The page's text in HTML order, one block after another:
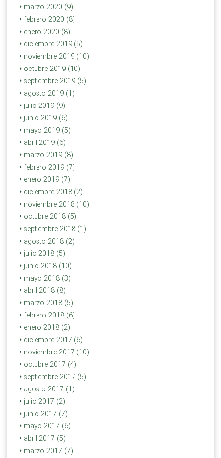
marzo 2020 (9)
febrero 2020 (8)
enero 2020 (8)
diciembre 2019 (5)
noviembre 2019 (10)
octubre 2019 (10)
septiembre 2019 (5)
agosto 2019 (1)
julio 2019 (9)
junio 2019 (6)
mayo 2019 (5)
abril 2019 (6)
marzo 2019 (8)
febrero 2019 (7)
enero 2019 (7)
diciembre 2018 (2)
noviembre 2018 (10)
octubre 2018 (5)
septiembre 2018 (1)
agosto 2018 (2)
julio 2018 (5)
junio 2018 (10)
mayo 2018 (3)
abril 2018 (8)
marzo 2018 (5)
febrero 2018 (6)
enero 2018 (2)
diciembre 2017 (6)
noviembre 2017 (10)
octubre 2017 (4)
septiembre 2017 (5)
agosto 2017 (1)
julio 2017 (2)
junio 2017 (7)
mayo 2017 (6)
abril 2017 (5)
marzo 2017 (7)